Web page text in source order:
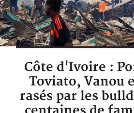
Côte d'Ivoire :
Toviato, Vanou
rasés par les